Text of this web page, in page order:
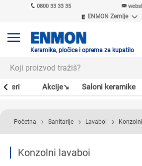
0800 33 33 35
ENMON Zemlje
ENMON MKD
Keramika, pločice i oprema za kupatilo
Akcije↘ Saloni keramike
Početna Sanitarije Lavaboi
Konzolni lavaboi